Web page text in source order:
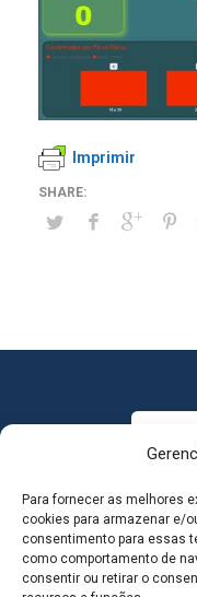
Para fornecer as melhores
cookies para armazenar e/
consentimento para essas
como comportamento de
consentir ou retirar o
Imprimir
MAPA DO SITE